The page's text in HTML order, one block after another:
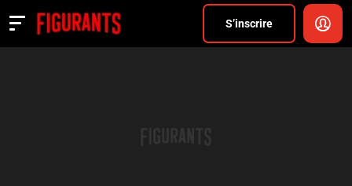
S’inscrire
Actualités